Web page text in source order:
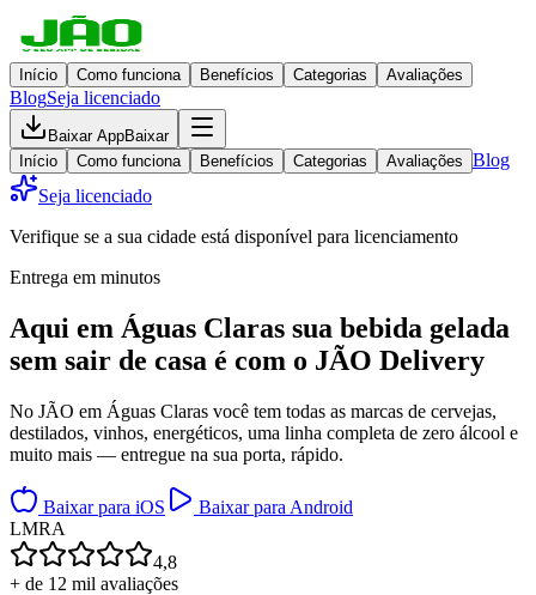
Início Como funciona Benefícios Categorias Avaliações
BlogSeja licenciado
Baixar AppBaixar
Início
Como funciona Benefícios Categorias Avaliações Blog
Seja licenciado
Verifique se a sua cidade está disponível para licenciamento
Entrega em minutos
Aqui em Águas Claras sua bebida gelada
sem sair de casa é com o JÃO Delivery
No JÃO em Águas Claras você tem todas as marcas de cervejas,
destilados, vinhos, energéticos, uma linha completa de zero álcool e
muito mais — entregue na sua porta, rápido.
Baixar para iOS
Baixar para Android
LMRA
4,8
+ de 12 mil avaliações